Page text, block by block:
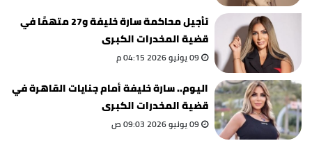
تأجيل محاكمة سارة خليفة و27 متهمًا في
قضية المخدرات الكبرى
09 يونيو 2026 04:15 م
اليوم.. سارة خليفة أمام جنايات القاهرة في
قضية المخدرات الكبرى
09 يونيو 2026 09:03 ص